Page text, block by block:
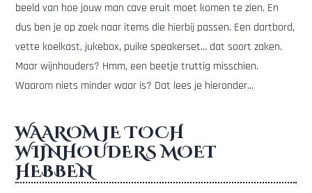
beeld van hoe jouw man cave eruit moet komen te zien. En
dus ben je op zoek naar items die hierbij passen. Een dartbord,
vette koelkast, jukebox, puike speakerset… dat soort zaken.
Maar wijnhouders? Hmm, een beetje truttig misschien.
Waarom niets minder waar is? Dat lees je hieronder...
WAAROM JE TOCH
WIJNHOUDERS MOET
HEBBEN